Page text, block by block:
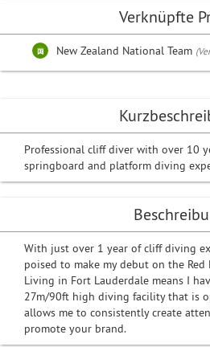
Professional cliff diver with over 10
springboard and platform diving
With just over 1 year of cliff diving
poised to make my debut on the
Living in Fort Lauderdale means I
27m/90ft high diving facility that is
allows me to consistently create
promote your brand.
Verknüpfte
New Zealand National Team